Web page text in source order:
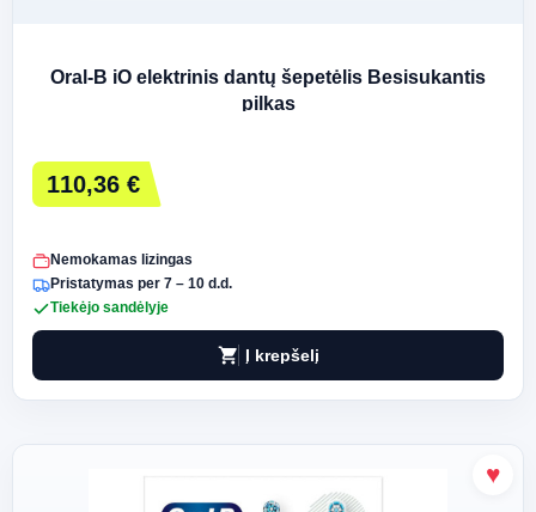
Oral-B iO elektrinis dantų šepetėlis Besisukantis
pilkas
110,36 €
Nemokamas lizingas
Pristatymas per 7 – 10 d.d.
Tiekėjo sandėlyje
shopping_cart Į krepšelį